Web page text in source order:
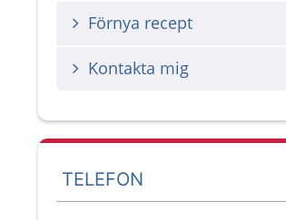
Förnya recept
Kontakta mig
TELEFON